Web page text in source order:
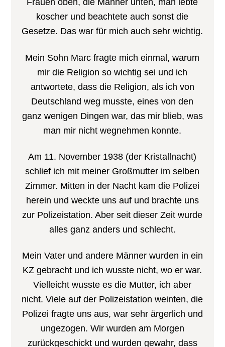
Frauen oben, die Männer unten, man lebte
koscher und beachtete auch sonst die
Gesetze. Das war für mich auch sehr wichtig.
Mein Sohn Marc fragte mich einmal, warum
mir die Religion so wichtig sei und ich
antwortete, dass die Religion, als ich von
Deutschland weg musste, eines von den
ganz wenigen Dingen war, das mir blieb, was
man mir nicht wegnehmen konnte.
Am 11. November 1938 (der Kristallnacht)
schlief ich mit meiner Großmutter im selben
Zimmer. Mitten in der Nacht kam die Polizei
herein und weckte uns auf und brachte uns
zur Polizeistation. Aber seit dieser Zeit wurde
alles ganz anders und schlecht.
Mein Vater und andere Männer wurden in ein
KZ gebracht und ich wusste nicht, wo er war.
Vielleicht wusste es die Mutter, ich aber
nicht. Viele auf der Polizeistation weinten, die
Polizei fragte uns aus, war sehr ärgerlich und
ungezogen. Wir wurden am Morgen
zurückgeschickt und wurden gewahr, dass